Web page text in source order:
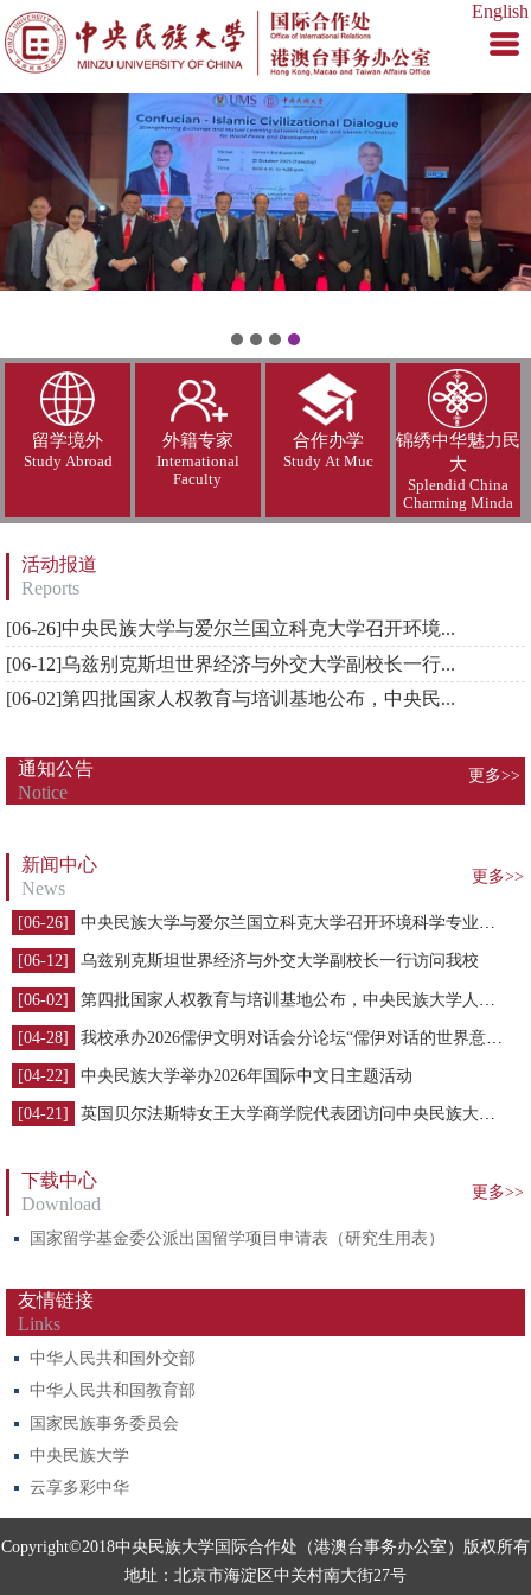
English
留学境外
Study Abroad
外籍专家
International
Faculty
合作办学
Study At Muc
锦绣中华魅力民
大
Splendid China
Charming Minda
活动报道
Reports
[06-26]中央民族大学与爱尔兰国立科克大学召开环境...
[06-12]乌兹别克斯坦世界经济与外交大学副校长一行...
[06-02]第四批国家人权教育与培训基地公布，中央民...
通知公告
Notice
更多>>
新闻中心
News
更多>>
[06-26] 中央民族大学与爱尔兰国立科克大学召开环境科学专业本科中外合作办学项目联合管理委员会视频会议
[06-12] 乌兹别克斯坦世界经济与外交大学副校长一行访问我校
[06-02] 第四批国家人权教育与培训基地公布，中央民族大学人权研究中心获批！
[04-28] 我校承办2026儒伊文明对话会分论坛“儒伊对话的世界意义与时代价值”
[04-22] 中央民族大学举办2026年国际中文日主题活动
[04-21] 英国贝尔法斯特女王大学商学院代表团访问中央民族大学管理学院
下载中心
Download
更多>>
国家留学基金委公派出国留学项目申请表（研究生用表）
友情链接
Links
中华人民共和国外交部
中华人民共和国教育部
国家民族事务委员会
中央民族大学
云享多彩中华
Copyright©2018中央民族大学国际合作处（港澳台事务办公室）版权所有
地址：北京市海淀区中关村南大街27号